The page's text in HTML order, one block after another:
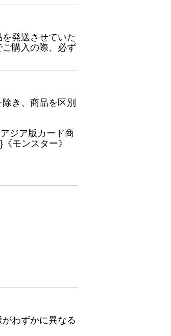
発送させていた
購入の際、必ず
き、商品を区別
ジア版カード商
モンスター》
わずかに異なる